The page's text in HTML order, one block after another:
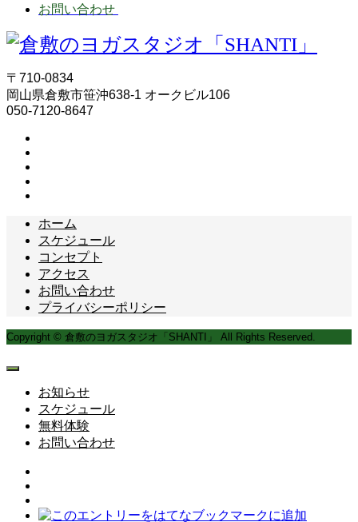
お問い合わせ
〒710-0834
岡山県倉敷市笹沖638-1 オークビル106
050-7120-8647
ホーム
スケジュール
コンセプト
アクセス
お問い合わせ
プライバシーポリシー
Copyright © 倉敷のヨガスタジオ「SHANTI」 All Rights Reserved.
お知らせ
スケジュール
無料体験
お問い合わせ